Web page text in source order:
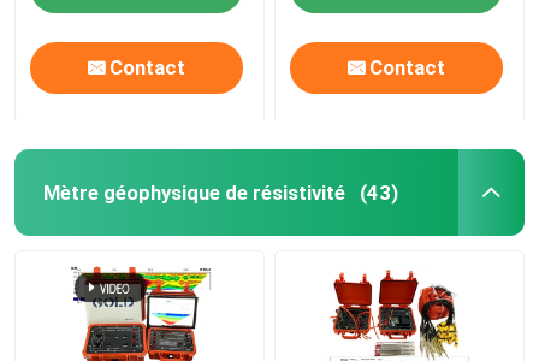
Contact Contact
Mètre géophysique de résistivité (43)